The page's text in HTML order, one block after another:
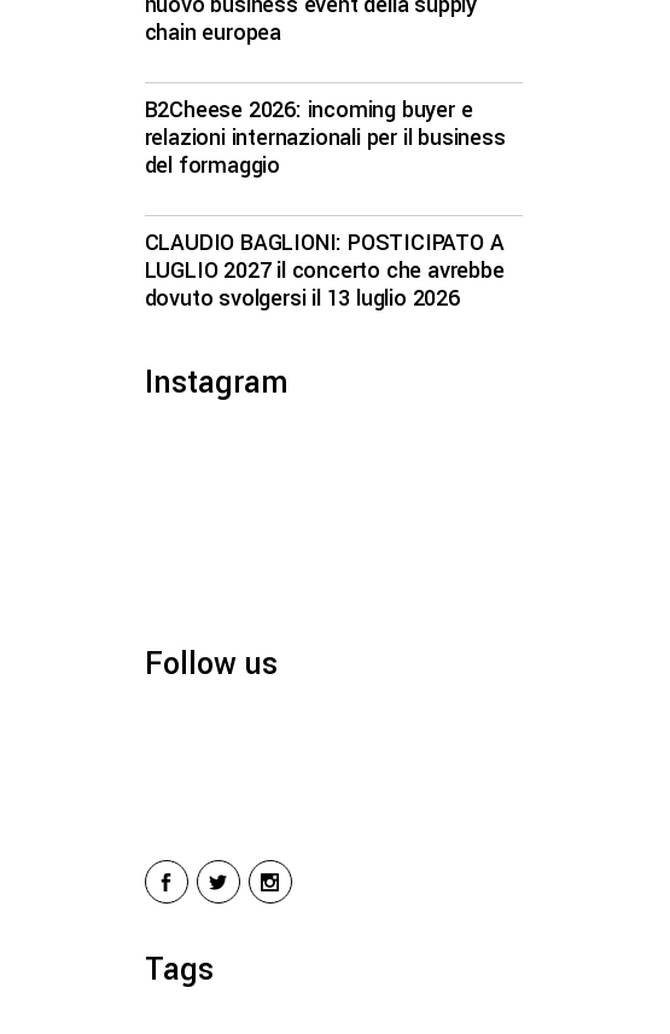
chain europea
B2Cheese 2026: incoming buyer e
relazioni internazionali per il business
del formaggio
CLAUDIO BAGLIONI: POSTICIPATO A
LUGLIO 2027 il concerto che avrebbe
dovuto svolgersi il 13 luglio 2026
Instagram
Follow us
Tags